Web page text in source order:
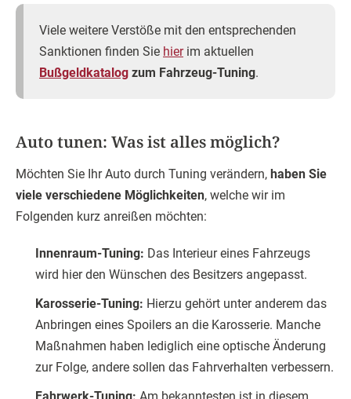
Viele weitere Verstöße mit den entsprechenden
Sanktionen finden Sie hierim aktuellen
Bußgeldkatalog zum Fahrzeug-Tuning.
Auto tunen: Was ist alles möglich?
Möchten Sie Ihr Auto durch Tuning verändern, haben Sie
viele verschiedene Möglichkeiten, welche wir im
Folgenden kurz anreißen möchten:
Innenraum-Tuning: Das Interieur eines Fahrzeugs
wird hier den Wünschen des Besitzers angepasst.
Karosserie-Tuning: Hierzu gehört unter anderem das
Anbringen eines Spoilers an die Karosserie. Manche
Maßnahmen haben lediglich eine optische Änderung
zur Folge, andere sollen das Fahrverhalten verbessern.